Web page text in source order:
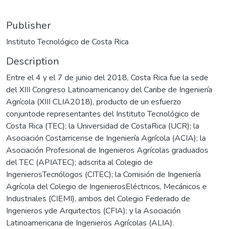
Publisher
Instituto Tecnológico de Costa Rica
Description
Entre el 4 y el 7 de junio del 2018, Costa Rica fue la sede
del XIII Congreso Latinoamericanoy del Caribe de Ingeniería
Agrícola (XIII CLIA2018), producto de un esfuerzo
conjuntode representantes del Instituto Tecnológico de
Costa Rica (TEC); la Universidad de CostaRica (UCR); la
Asociación Costarricense de Ingeniería Agrícola (ACIA); la
Asociación Profesional de Ingenieros Agrícolas graduados
del TEC (APIATEC); adscrita al Colegio de
IngenierosTecnólogos (CITEC); la Comisión de Ingeniería
Agrícola del Colegio de IngenierosEléctricos, Mecánicos e
Industriales (CIEMI), ambos del Colegio Federado de
Ingenieros yde Arquitectos (CFIA); y la Asociación
Latinoamericana de Ingenieros Agrícolas (ALIA).